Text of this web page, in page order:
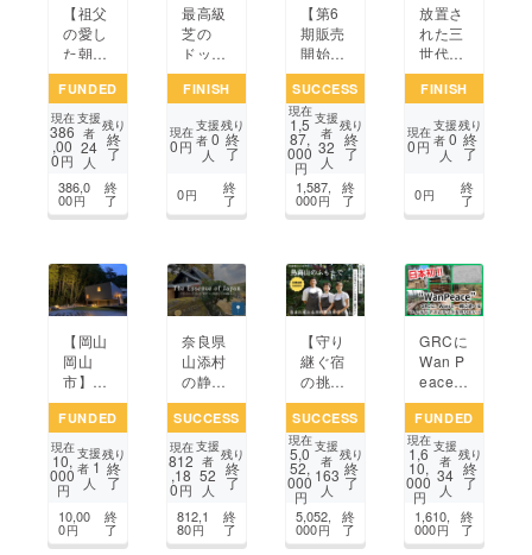
【祖父
の愛し
た朝来
市を民
泊で盛
り上げ
る！】
犬と泊
まれる
宿、市
御堂に
設
FUNDED
現在
386
,00
0円
支援
者
24
人
残り
終
了
386,0
00円
終
了
最高級
芝の
ドッグ
ランで
お食
泊がで
きる施
たい！
FINISH
現在
0円
支援
者0
人
残り
終
了
0円 終
了
【第6
期販売
開始】
「暮ら
すよう
に旅を
する」
3万3千
円で10
泊の定
額制宿
SUCCESS
現在
1,5
87,
000
円
支援
者
32
人
残り
終
了
1,587,
000円
終
了
放置さ
れた三
世代が
住んだ
空き家
させて
宿泊施
に！！
◆奥の
ち-◆
FINISH
現在
0円
支援
者0
人
残り
終
了
0円 終
了
【岡山
岡山
市】愛
犬と泊
まれる
ドッグ
ラン付
き民泊
Kakur
ega 開
業へ
FUNDED
現在
10,
000
円
支援
者 1
人
残り
終
了
10,00
0円
終
了
奈良県
山添村
の静寂
に佇む
プライ
ベート
ヴィラ
「里音
（さと
ね）」
で、特
SUCCESS
現在
812
,18
0円
支援
者
52
人
残り
終
了
812,1
80円
終
了
【守り
継ぐ宿
の挑
戦】 鳥
海山の
老舗・
白滝旅
館 若夫
婦が描
く次の
100年
SUCCESS
現在
5,0
52,
000
円
支援
者
163
人
残り
終
了
5,052,
000円
終
了
GRCに
Wan P
eace誕
生・人
と犬が
共に遊
べる自
然体験
フィー
ルドを
創りた
FUNDED
現在
1,6
10,
000
円
支援
者
34
人
残り
終
了
1,610,
000円
終
了